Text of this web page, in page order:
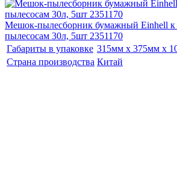
Мешок-пылесборник бумажный Einhell к
пылесосам 30л, 5шт 2351170
Габариты в упаковке 315мм x 375мм x
Страна производства Китай